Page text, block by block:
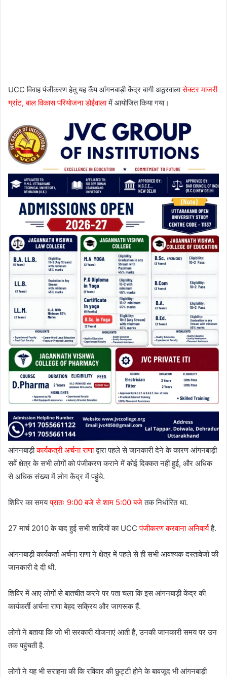
UCC विवाह पंजीकरण हेतु यह कैंप आंगनबाड़ी केंद्र बागी अठूरवालासेक्टर माजरी
ग्रांट, बाल विकास परियोजना डोईवालामें आयोजित किया गया।
आंगनबाड़ीकार्यकत्री अर्चना राणाद्वारा पहले से जानकारी देने के कारण आंगनबाड़ी
सर्वे क्षेत्र के सभी लोगों को पंजीकरण कराने में कोई दिक्कत नहीं हुई, और अधिक
से अधिक संख्या में लोग केंद्र में पहुंचे.
शिविर का समयप्रातः 9:00 बजे से शाम 5:00 बजेतक निर्धारित था.
27 मार्च 2010 के बाद हुई सभी शादियों का UCC पंजीकरण करवाना अनिवार्यहै.
आंगनबाड़ी कार्यकर्ता अर्चना राणा ने क्षेत्र में पहले से ही सभी आवश्यक दस्तावेजों की
जानकारी दे दी थी.
शिविर में आए लोगों से बातचीत करने पर पता चला कि इस आंगनबाड़ी केंद्र की
कार्यकर्ती अर्चना राणा बेहद सक्रिय और जागरूक हैं.
लोगों ने बताया कि जो भी सरकारी योजनाएं आती हैं, उनकी जानकारी समय पर उन
तक पहुंचती है.
लोगों ने यह भी सराहना की कि रविवार की छुट्टी होने के बावजूद भी आंगनबाड़ी